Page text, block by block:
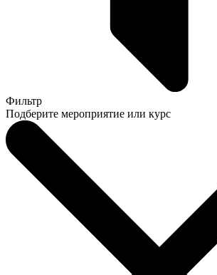
Фильтр
Подберите мероприятие или курс